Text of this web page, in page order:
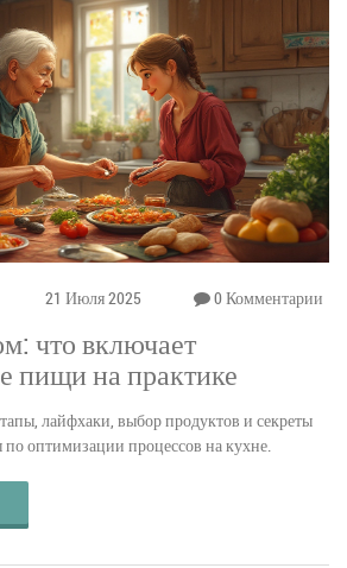
21 Июля 2025 0 Комментарии
что включает
пищи на практике
лайфхаки, выбор продуктов и секреты
по оптимизации процессов на кухне.